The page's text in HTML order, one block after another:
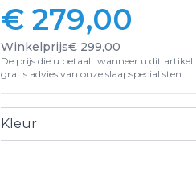
Vanaf:
€ 279,00
Winkelprijs€ 299,00
De prijs die u betaalt wanneer u dit
gratis advies van onze slaapspecialisten.
Kleur